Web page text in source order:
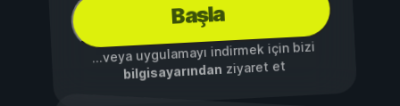
Başla
...veya uygulamayı indirmek için bizi
bilgisayarından ziyaret et